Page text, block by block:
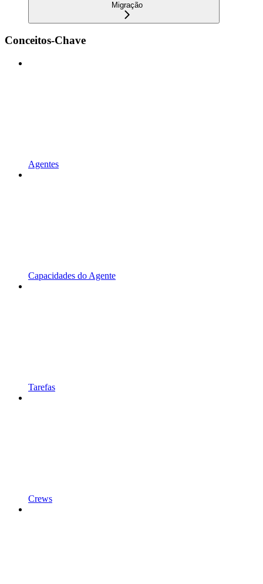
Migração
Conceitos-Chave
Agentes
Capacidades do Agente
Tarefas
Crews